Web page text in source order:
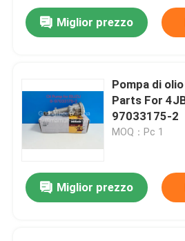
Miglior prezzo
Pompa di
Parts For
97033175-2
MOQ：Pc 1
Miglior prezzo